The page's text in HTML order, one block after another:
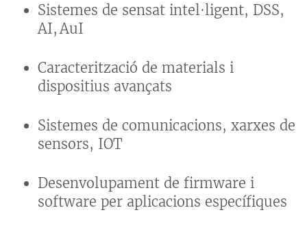
Sistemes de sensat intel·ligent, DSS,
AI, AuI
Caracterització de materials i
dispositius avançats
Sistemes de comunicacions, xarxes de
sensors, IOT
Desenvolupament de firmware i
software per aplicacions específiques